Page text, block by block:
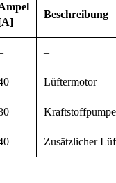
Beschreibung
–
Lüftermotor
Kraftstoffpumpe
Zusätzlicher